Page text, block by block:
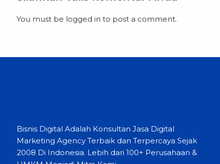
You must be logged in to post a comment.
Bisnis Digital Adalah Konsultan Jasa Digital
Marketing Agency Terbaik dan Terpercaya Sejak
2008 Di Indonesia. Lebih dari 100+ Perusahaan &